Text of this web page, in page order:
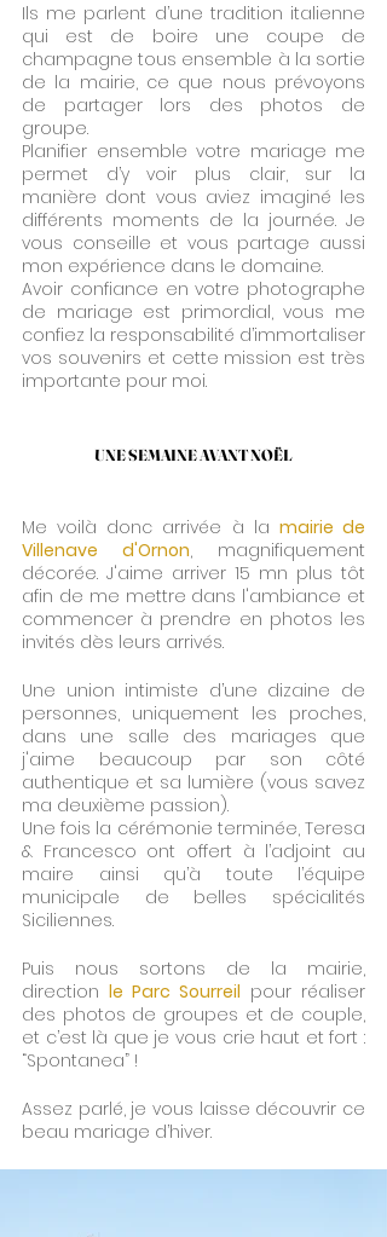
Ils me parlent d’une tradition italienne
qui est de boire une coupe de
champagne tous ensemble à la sortie
de la mairie, ce que nous prévoyons
de partager lors des photos de
groupe.
Planifier ensemble votre mariage me
permet d’y voir plus clair, sur la
manière dont vous aviez imaginé les
différents moments de la journée. Je
vous conseille et vous partage aussi
mon expérience dans le domaine.
Avoir confiance en votre photographe
de mariage est primordial, vous me
confiez la responsabilité d’immortaliser
vos souvenirs et cette mission est très
importante pour moi.
UNE SEMAINE AVANT NOËL
Me voilà donc arrivée à la mairie de
Villenave d'Ornon, magnifiquement
décorée. J'aime arriver 15 mn plus tôt
afin de me mettre dans l'ambiance et
commencer à prendre en photos les
invités dès leurs arrivés.
Une union intimiste d’une dizaine de
personnes, uniquement les proches,
dans une salle des mariages que
j'aime beaucoup par son côté
authentique et sa lumière (vous savez
ma deuxième passion).
Une fois la cérémonie terminée, Teresa
& Francesco ont offert à l’adjoint au
maire ainsi qu’à toute l’équipe
municipale de belles spécialités
Siciliennes.
Puis nous sortons de la mairie,
direction le Parc Sourreil pour réaliser
des photos de groupes et de couple,
et c’est là que je vous crie haut et fort :
“Spontanea” !
Assez parlé, je vous laisse découvrir ce
beau mariage d’hiver.